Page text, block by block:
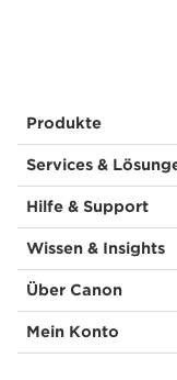
Produkte
Services &
Hilfe & Support
Wissen & Insights
Über Canon
Mein Konto